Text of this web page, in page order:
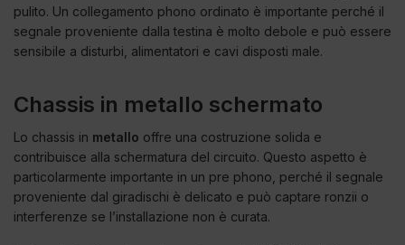
pulito. Un collegamento phono ordinato è importante perché il
segnale proveniente dalla testina è molto debole e può essere
sensibile a disturbi, alimentatori e cavi disposti male.
Chassis in metallo schermato
Lo chassis in metallo offre una costruzione solida e
contribuisce alla schermatura del circuito. Questo aspetto è
particolarmente importante in un pre phono, perché il segnale
proveniente dal giradischi è delicato e può captare ronzii o
interferenze se l’installazione non è curata.